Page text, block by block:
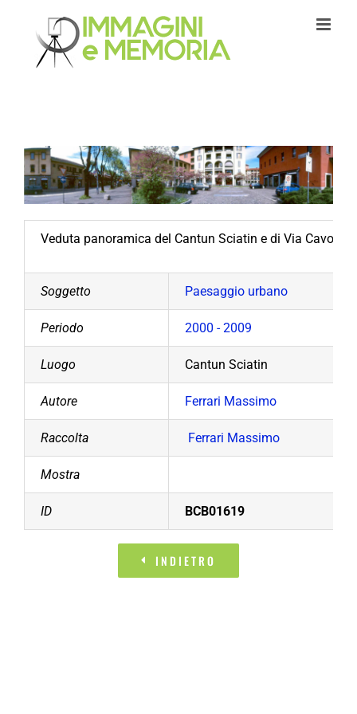
contenuto
Veduta panoramica del Cantun Sciatin e di Via Cavour.
Soggetto Paesaggio urbano
Periodo 2000 - 2009
Luogo Cantun Sciatin
Autore Ferrari Massimo
Raccolta Ferrari Massimo
Mostra
ID BCB01619
INDIETRO